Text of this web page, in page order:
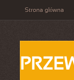
Strona główna